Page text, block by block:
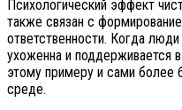
Психологический эффект
также связан с
ответственности. Когда
ухоженна и поддерживается
этому примеру и сами
среде.